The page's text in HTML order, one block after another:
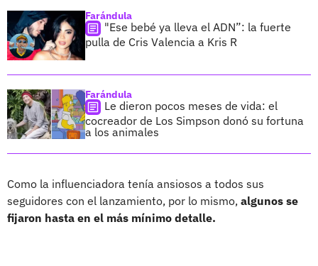
Farándula
"Ese bebé ya lleva el ADN”: la fuerte
pulla de Cris Valencia a Kris R
Farándula
Le dieron pocos meses de vida: el
cocreador de Los Simpson donó su fortuna
a los animales
Como la influenciadora tenía ansiosos a todos sus
seguidores con el lanzamiento, por lo mismo, algunos se
fijaron hasta en el más mínimo detalle.